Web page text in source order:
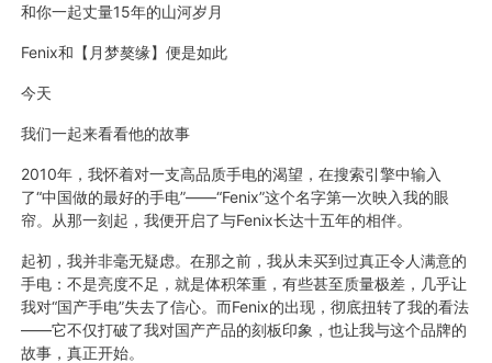
和你一起丈量15年的山河岁月
Fenix和【月梦獒缘】便是如此
今天
我们一起来看看他的故事
2010年，我怀着对一支高品质手电的渴望，在搜索引擎中输入
了“中国做的最好的手电”——“Fenix”这个名字第一次映入我的眼
帘。从那一刻起，我便开启了与Fenix长达十五年的相伴。
起初，我并非毫无疑虑。在那之前，我从未买到过真正令人满意的
手电：不是亮度不足，就是体积笨重，有些甚至质量极差，几乎让
我对“国产手电”失去了信心。而Fenix的出现，彻底扭转了我的看法
——它不仅打破了我对国产产品的刻板印象，也让我与这个品牌的
故事，真正开始。